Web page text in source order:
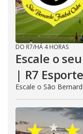
DO R7/HÁ 4 HORAS
Escale o
| R7
Escale o São